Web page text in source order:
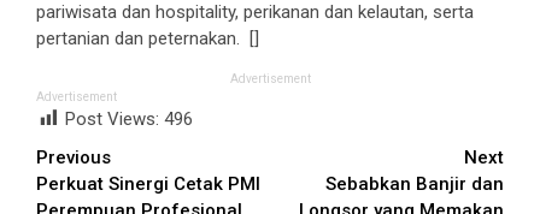
pariwisata dan hospitality, perikanan dan kelautan, serta
pertanian dan peternakan. []
Advertisement
Advertisement
Post Views: 496
Continue
Reading
Previous
Perkuat Sinergi Cetak PMI
Next
Sebabkan Banjir dan